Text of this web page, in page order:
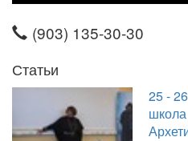
(903) 135-30-30
Статьи
25 -
школа